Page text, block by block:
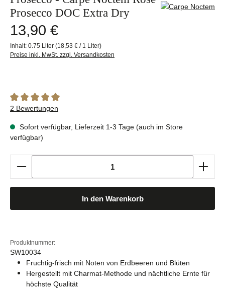
Prosecco DOC Extra Dry
Regulärer Preis:
13,90 €
Inhalt:0.75 Liter(18,53 € / 1 Liter)
Preise inkl. MwSt. zzgl. Versandkosten
Durchschnittliche Bewertung von 5 von 5 Sternen
2 Bewertungen
Sofort verfügbar, Lieferzeit 1-3 Tage (auch im Store
verfügbar)
Produkt Anzahl: Gib den gewünschten Wert ein
In den Warenkorb
Produktnummer:
SW10034
Fruchtig-frisch mit Noten von Erdbeeren und Blüten
Hergestellt mit Charmat-Methode und nächtliche Ernte für
höchste Qualität